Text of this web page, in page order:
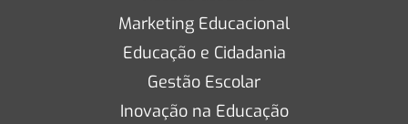
Marketing Educacional
Educação e Cidadania
Gestão Escolar
Inovação na Educação